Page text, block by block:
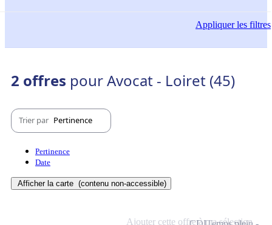
Appliquerles filtres
2 offres pour Avocat - Loiret (45)
Trier par Pertinence
Pertinence
Date
Afficher la carte (contenu non-accessible)
Ajouter cette offre à ma sélection